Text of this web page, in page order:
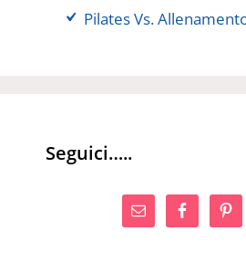
Pilates Vs.
Seguici…..